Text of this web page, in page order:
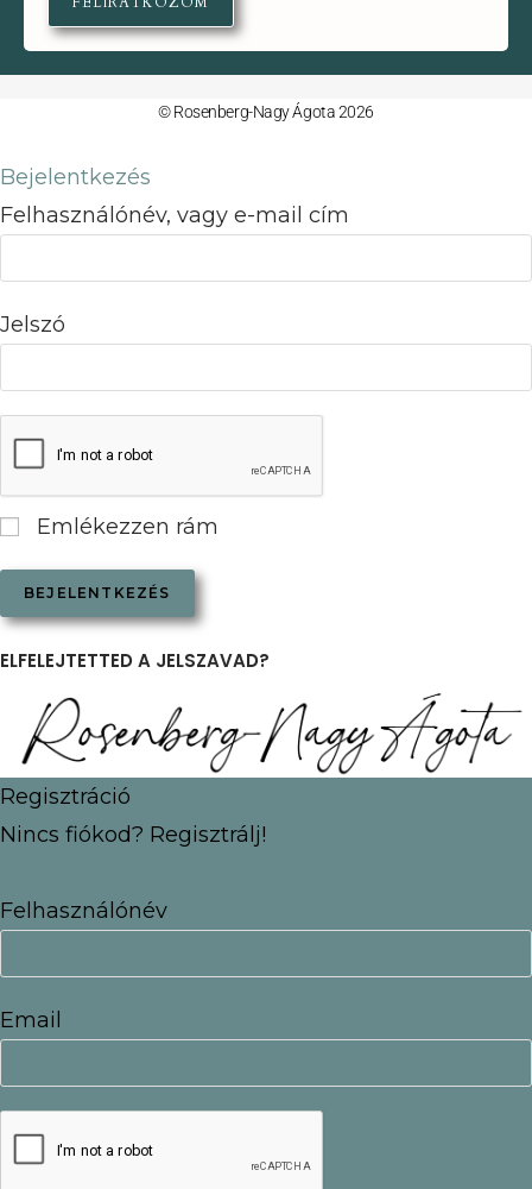
© Rosenberg-Nagy Ágota 2026
Bejelentkezés
Felhasználónév, vagy e-mail cím
Jelszó
Emlékezzen rám
ELFELEJTETTED A JELSZAVAD?
Regisztráció
Nincs fiókod? Regisztrálj!
Felhasználónév
Email